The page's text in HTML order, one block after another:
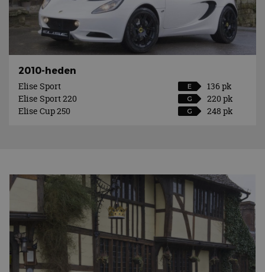
2010-heden
Elise Sport
E
136 pk
Elise Sport 220
G
220 pk
Elise Cup 250
G 248 pk